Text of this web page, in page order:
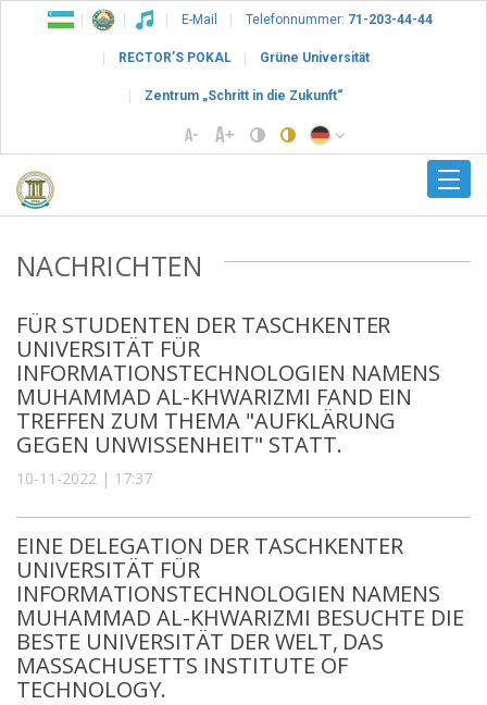
E-Mail Telefonnummer: 71-203-44-44
RECTOR’S POKAL Grüne Universität
Zentrum „Schritt in die Zukunft“
NACHRICHTEN
FÜR STUDENTEN DER TASCHKENTER
UNIVERSITÄT FÜR
INFORMATIONSTECHNOLOGIEN NAMENS
MUHAMMAD AL-KHWARIZMI FAND EIN
TREFFEN ZUM THEMA "AUFKLÄRUNG
GEGEN UNWISSENHEIT" STATT.
10-11-2022 | 17:37
EINE DELEGATION DER TASCHKENTER
UNIVERSITÄT FÜR
INFORMATIONSTECHNOLOGIEN NAMENS
MUHAMMAD AL-KHWARIZMI BESUCHTE DIE
BESTE UNIVERSITÄT DER WELT, DAS
MASSACHUSETTS INSTITUTE OF
TECHNOLOGY.